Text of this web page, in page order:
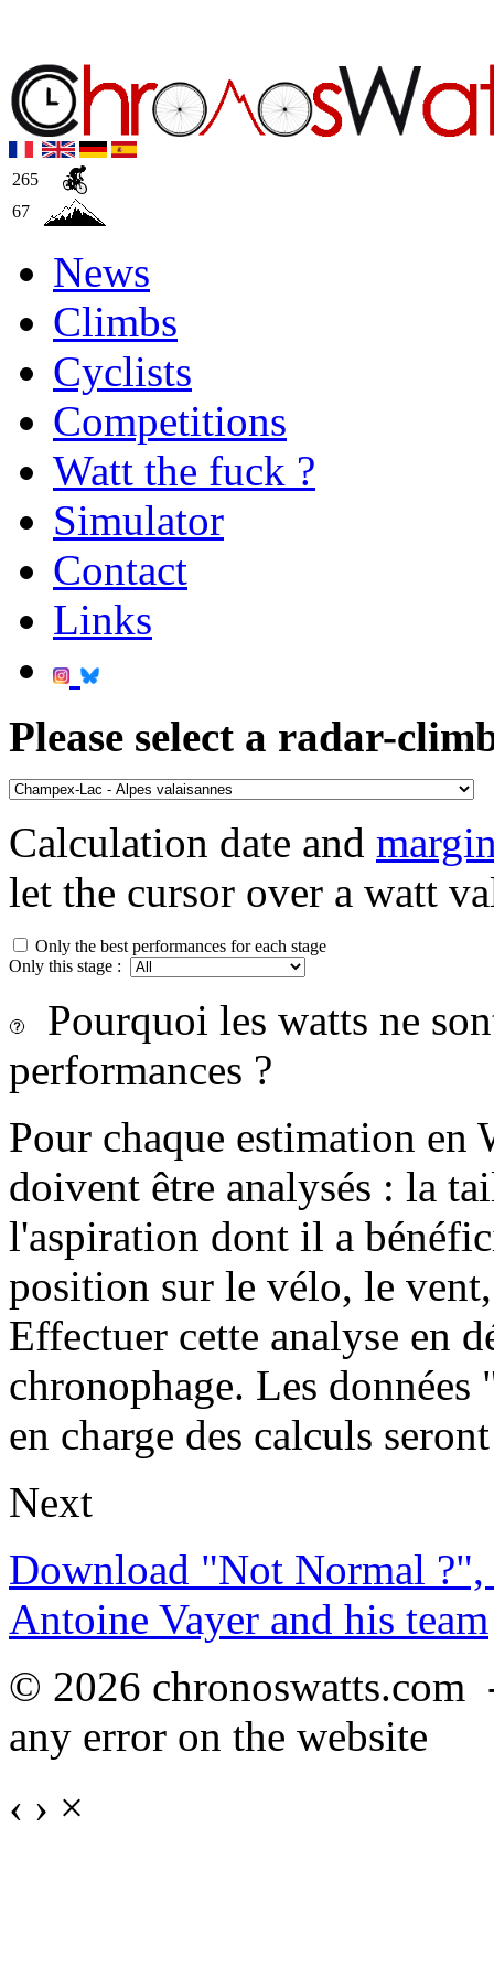
265
67
News
Climbs
Cyclists
Competitions
Watt the fuck ?
Simulator
Contact
Links
Please select a radar-
Calculation date and
let the cursor over a watt
Only the best performances for each stage
Only this stage :
Pourquoi les watts ne
performances ?
Pour chaque estimation en
doivent être analysés : la
l'aspiration dont il a
position sur le vélo, le
Effectuer cette analyse en
chronophage. Les
en charge des calculs
Next
Download "Not Normal ?",
Antoine Vayer and his team
© 2026
any error on the website
‹ › ×